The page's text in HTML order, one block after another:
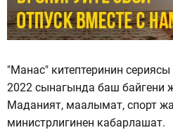
"Манас" китептеринин сериясы
2022 сынагында баш байгени
Маданият, маалымат, спорт
министрлигинен кабарлашат.